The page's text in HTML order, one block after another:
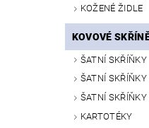
KOŽENÉ ŽIDLE
KOVOVÉ
ŠATNÍ SKŘÍŇKY
ŠATNÍ
ŠATNÍ
KARTOTÉKY